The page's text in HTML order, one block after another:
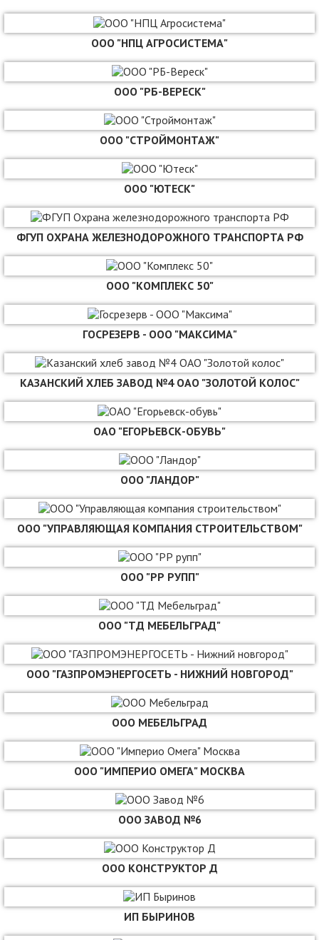
ООО "НПЦ АГРОСИСТЕМА"
ООО "РБ-ВЕРЕСК"
ООО "СТРОЙМОНТАЖ"
ООО "ЮТЕСК"
ФГУП ОХРАНА ЖЕЛЕЗНОДОРОЖНОГО ТРАНСПОРТА РФ
ООО "КОМПЛЕКС 50"
ГОСРЕЗЕРВ - ООО "МАКСИМА"
КАЗАНСКИЙ ХЛЕБ ЗАВОД №4 ОАО "ЗОЛОТОЙ КОЛОС"
ОАО "ЕГОРЬЕВСК-ОБУВЬ"
ООО "ЛАНДОР"
ООО "УПРАВЛЯЮЩАЯ КОМПАНИЯ СТРОИТЕЛЬСТВОМ"
ООО "РР РУПП"
ООО "ТД МЕБЕЛЬГРАД"
ООО "ГАЗПРОМЭНЕРГОСЕТЬ - НИЖНИЙ НОВГОРОД"
ООО МЕБЕЛЬГРАД
ООО "ИМПЕРИО ОМЕГА" МОСКВА
ООО ЗАВОД №6
ООО КОНСТРУКТОР Д
ИП БЫРИНОВ